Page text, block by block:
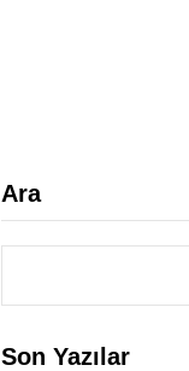
Ara
Son Yazılar